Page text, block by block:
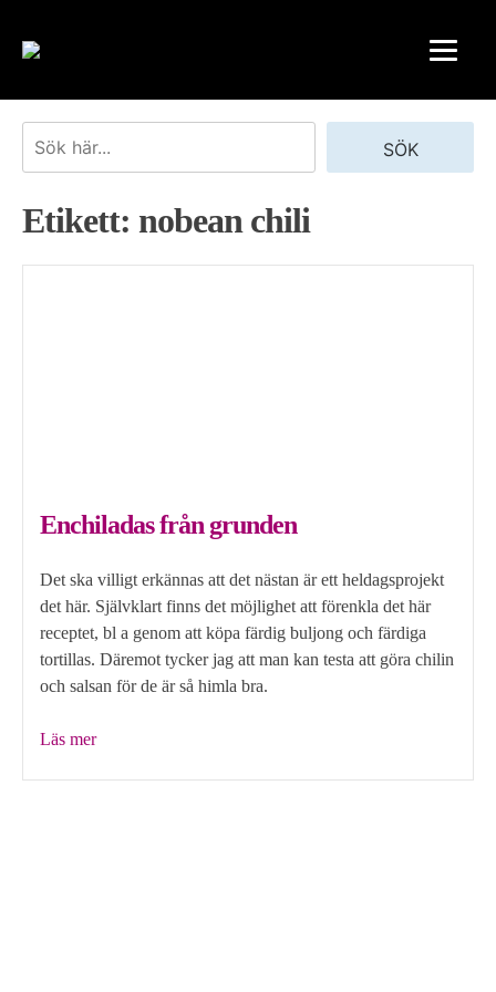
content
SÖK
Etikett: nobean chili
Enchiladas från grunden
Det ska villigt erkännas att det nästan är ett heldagsprojekt
det här. Självklart finns det möjlighet att förenkla det här
receptet, bl a genom att köpa färdig buljong och färdiga
tortillas. Däremot tycker jag att man kan testa att göra chilin
och salsan för de är så himla bra.
Läs mer”Enchiladas